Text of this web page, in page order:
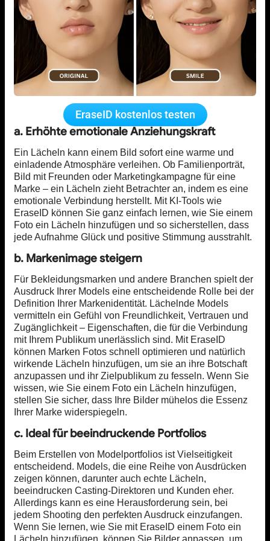
EraseID kostenlos testen
a. Erhöhte emotionale Anziehungskraft
Ein Lächeln kann einem Bild sofort eine warme und
einladende Atmosphäre verleihen. Ob Familienporträt,
Bild mit Freunden oder Marketingkampagne für eine
Marke – ein Lächeln zieht Betrachter an, indem es eine
emotionale Verbindung herstellt. Mit KI-Tools wie
EraseID können Sie ganz einfach lernen, wie Sie einem
Foto ein Lächeln hinzufügen und so sicherstellen, dass
jede Aufnahme Glück und positive Stimmung ausstrahlt.
b. Markenimage steigern
Für Bekleidungsmarken und andere Branchen spielt der
Ausdruck Ihrer Models eine entscheidende Rolle bei der
Definition Ihrer Markenidentität. Lächelnde Models
vermitteln ein Gefühl von Freundlichkeit, Vertrauen und
Zugänglichkeit – Eigenschaften, die für die Verbindung
mit Ihrem Publikum unerlässlich sind. Mit EraseID
können Marken Fotos schnell optimieren und natürlich
wirkende Lächeln hinzufügen, um sie an ihre Botschaft
anzupassen und ihr Zielpublikum zu fesseln. Wenn Sie
wissen, wie Sie einem Foto ein Lächeln hinzufügen,
stellen Sie sicher, dass Ihre Bilder mühelos die Essenz
Ihrer Marke widerspiegeln.
c. Ideal für beeindruckende Portfolios
Beim Erstellen von Modelportfolios ist Vielseitigkeit
entscheidend. Models, die eine Reihe von Ausdrücken
zeigen können, darunter auch echte Lächeln,
beeindrucken Casting-Direktoren und Kunden eher.
Allerdings kann es eine Herausforderung sein, bei
jedem Shooting den perfekten Ausdruck einzufangen.
Wenn Sie lernen, wie Sie mit EraseID einem Foto ein